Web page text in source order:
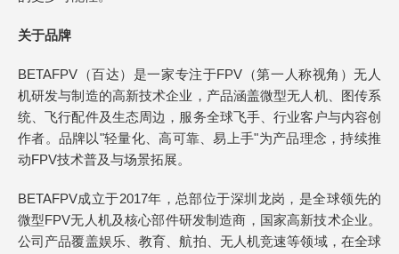
关于品牌
BETAFPV（百达）是一家专注于FPV（第一人称视角）无人
机研发与制造的高新技术企业，产品涵盖微型无人机、图传系
统、飞行配件及生态周边，服务全球飞手、行业客户与内容创
作者。品牌以"轻量化、高可靠、易上手"为产品理念，持续推
动FPV技术普及与场景拓展。
BETAFPV成立于2017年，总部位于深圳龙岗，是全球领先的
微型FPV无人机及核心部件研发制造商，国家高新技术企业。
公司产品覆盖娱乐、教育、航拍、无人机竞速等领域，在全球